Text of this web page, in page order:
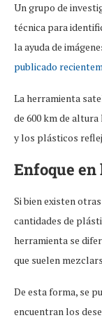
Un grupo de
técnica para
la ayuda de
publicado
La herramienta
de 600 km de
y los plásticos
Enfoque en
Si bien existen
cantidades de
herramienta se
que suelen
De esta forma, se
encuentran los